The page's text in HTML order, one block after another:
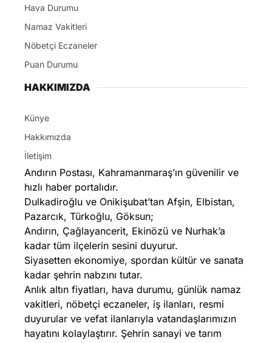
Hava Durumu
Namaz Vakitleri
Nöbetçi Eczaneler
Puan Durumu
HAKKIMIZDA
Künye
Hakkımızda
İletişim
Andırın Postası, Kahramanmaraş’ın güvenilir ve
hızlı haber portalıdır.
Dulkadiroğlu ve Onikişubat’tan Afşin, Elbistan,
Pazarcık, Türkoğlu, Göksun;
Andırın, Çağlayancerit, Ekinözü ve Nurhak’a
kadar tüm ilçelerin sesini duyurur.
Siyasetten ekonomiye, spordan kültür ve sanata
kadar şehrin nabzını tutar.
Anlık altın fiyatları, hava durumu, günlük namaz
vakitleri, nöbetçi eczaneler, iş ilanları, resmi
duyurular ve vefat ilanlarıyla vatandaşlarımızın
hayatını kolaylaştırır. Şehrin sanayi ve tarım